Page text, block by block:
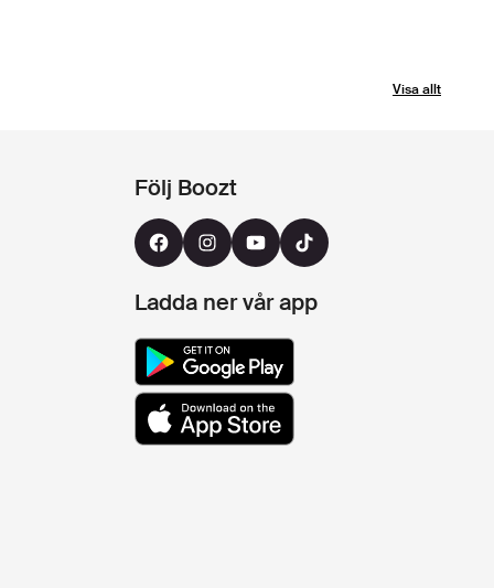
Visa allt
Följ Boozt
Ladda ner vår app